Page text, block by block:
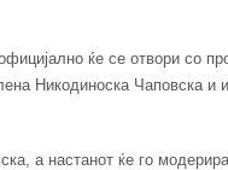
ќе се отвори со
Никодиноска Чаповска
а настанот ќе го